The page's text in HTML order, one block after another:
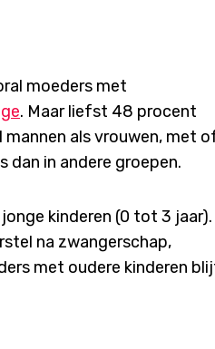
moeders met
. Maar liefst 48 procent
mannen als vrouwen, met
in andere groepen.
kinderen (0 tot 3
na zwangerschap,
met oudere kinderen